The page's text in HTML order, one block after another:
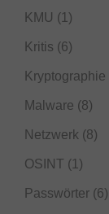
KMU (1)
Kritis (6)
Kryptographie
Malware (8)
Netzwerk (8)
OSINT (1)
Passwörter (6)